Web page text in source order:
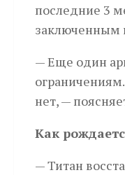
последние 3
заключенным
— Еще один
нет, —
Как
— Титан